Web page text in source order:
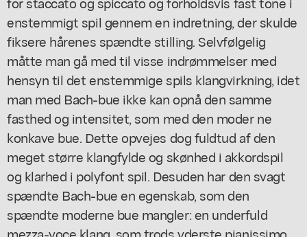
enstemmigt spil gennem en indretning, der skulde
fiksere hårenes spændte stilling. Selvfølgelig
måtte man gå med til visse indrømmelser med
hensyn til det enstemmige spils klangvirkning, idet
man med Bach-bue ikke kan opnå den samme
fasthed og intensitet, som med den moder ne
konkave bue. Dette opvejes dog fuldtud af den
meget større klangfylde og skønhed i akkordspil
og klarhed i polyfont spil. Desuden har den svagt
spændte Bach-bue en egenskab, som den
spændte moderne bue mangler: en underfuld
mezza-voce klang, som trods yderste pianissimo